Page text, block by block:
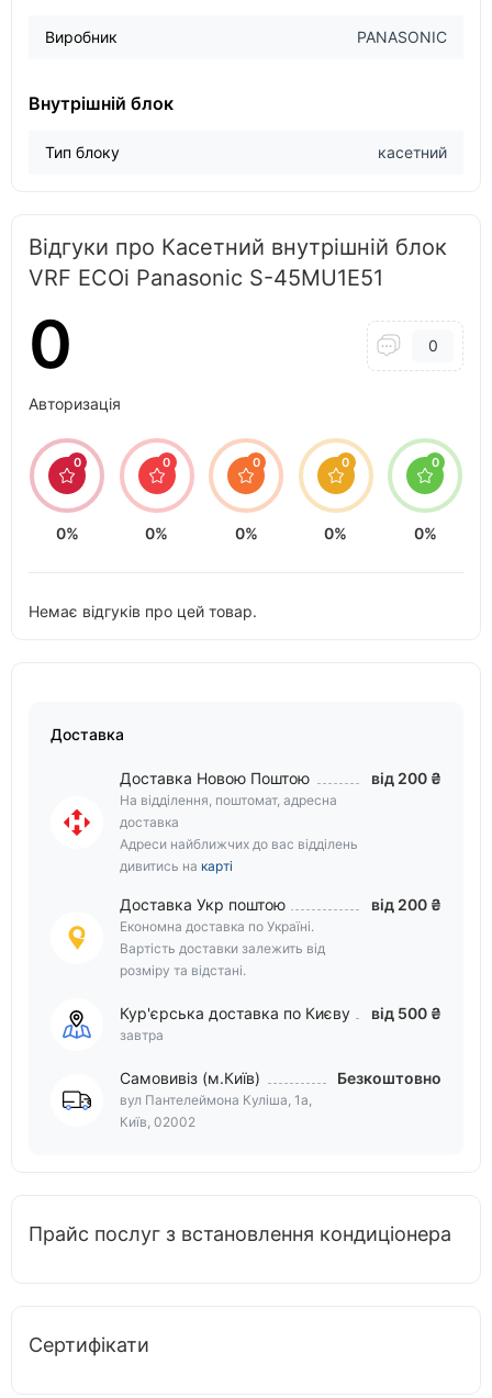
Виробник PANASONIC
Внутрішній блок
Тип блоку касетний
Відгуки про Касетний внутрішній блок
VRF ECOi Panasonic S-45MU1E51
0 0
Авторизація
0
0%
0
0%
0
0%
0
0%
0
0%
Немає відгуків про цей товар.
Доставка
Доставка Новою Поштою
На відділення, поштомат, адресна
доставка
Адреси найближчих до вас відділень
дивитись на карті
від 200 ₴
Доставка Укр поштою
Економна доставка по Україні.
Вартість доставки залежить від
розміру та відстані.
від 200 ₴
Кур'єрська доставка по Києву
завтра
від 500 ₴
Самовивіз (м.Київ)
вул Пантелеймона Куліша, 1а,
Київ, 02002
Безкоштовно
Прайс послуг з встановлення кондиціонера
Сертифікати